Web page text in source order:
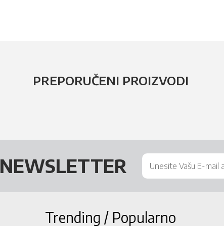
PREPORUČENI PROIZVODI
NEWSLETTER
Trending / Popularno